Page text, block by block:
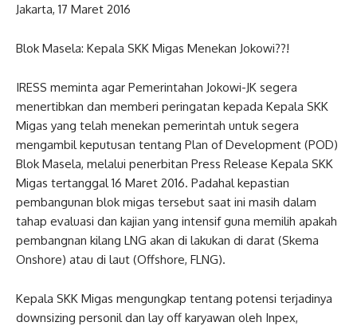
Jakarta, 17 Maret 2016
Blok Masela: Kepala SKK Migas Menekan Jokowi??!
IRESS meminta agar Pemerintahan Jokowi-JK segera
menertibkan dan memberi peringatan kepada Kepala SKK
Migas yang telah menekan pemerintah untuk segera
mengambil keputusan tentang Plan of Development (POD)
Blok Masela, melalui penerbitan Press Release Kepala SKK
Migas tertanggal 16 Maret 2016. Padahal kepastian
pembangunan blok migas tersebut saat ini masih dalam
tahap evaluasi dan kajian yang intensif guna memilih apakah
pembangnan kilang LNG akan di lakukan di darat (Skema
Onshore) atau di laut (Offshore, FLNG).
Kepala SKK Migas mengungkap tentang potensi terjadinya
downsizing personil dan lay off karyawan oleh Inpex,